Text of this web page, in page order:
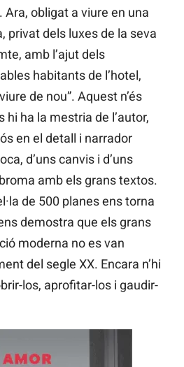
Ara, obligat a viure en una
privat dels luxes de la seva
amb l’ajut dels
habitants de l’hotel,
de nou”. Aquest n’és
hi ha la mestria de l’autor,
en el detall i narrador
d’uns canvis i d’uns
amb els grans textos.
de 500 planes ens torna
demostra que els grans
moderna no es van
del segle XX. Encara n’hi
los, aprofitar-los i gaudir-